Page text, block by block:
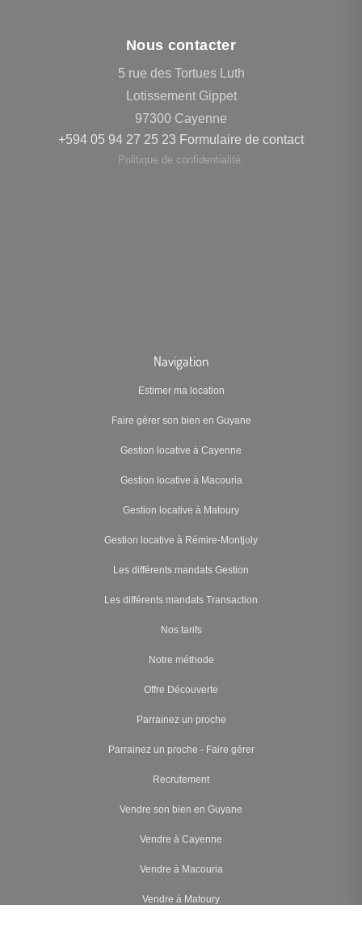
Nous contacter
5 rue des Tortues Luth
Lotissement Gippet
97300 Cayenne
+594 05 94 27 25 23 Formulaire de contact
Politique de confidentialité
Navigation
Estimer ma location
Faire gérer son bien en Guyane
Gestion locative à Cayenne
Gestion locative à Macouria
Gestion locative à Matoury
Gestion locative à Rémire-Montjoly
Les différents mandats Gestion
Les différents mandats Transaction
Nos tarifs
Notre méthode
Offre Découverte
Parrainez un proche
Parrainez un proche - Faire gérer
Recrutement
Vendre son bien en Guyane
Vendre à Cayenne
Vendre à Macouria
Vendre à Matoury